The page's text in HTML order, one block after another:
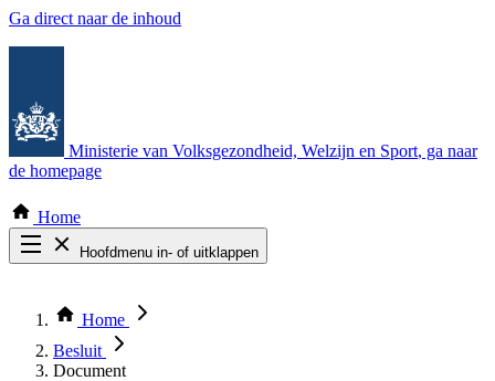
Ga direct naar de inhoud
Ministerie van Volksgezondheid, Welzijn en Sport, ga naar
de homepage
Home
Hoofdmenu in- of uitklappen
Thema COVID-19
Bekijk per bestuursorgaan
Home
Besluit
Document